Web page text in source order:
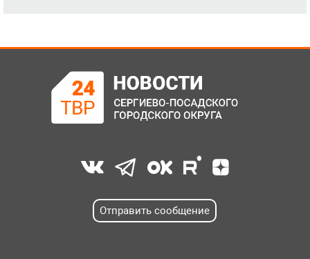
Отправить сообщение